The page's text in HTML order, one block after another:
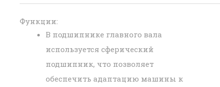
Функции:
В подшипнике главного вала
используется сферический
подшипник, что позволяет
обеспечить адаптацию машины к